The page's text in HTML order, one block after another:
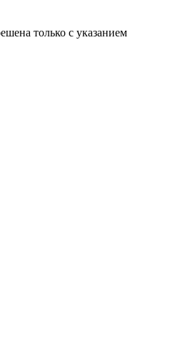
только с указанием